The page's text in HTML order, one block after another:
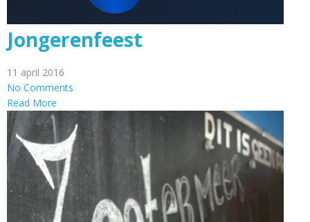
Jongerenfeest
11 april 2016
No Comments
Read More